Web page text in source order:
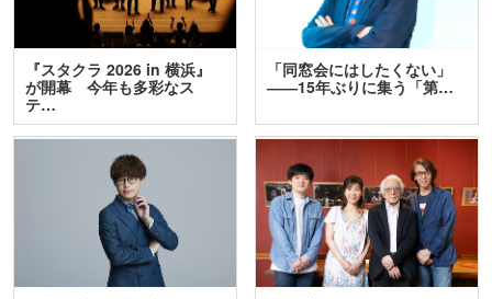
『スタクラ 2026 in 横浜』
が開幕 今年も多彩なス
テ…
「同窓会にはしたくない」
――15年ぶりに集う「第…